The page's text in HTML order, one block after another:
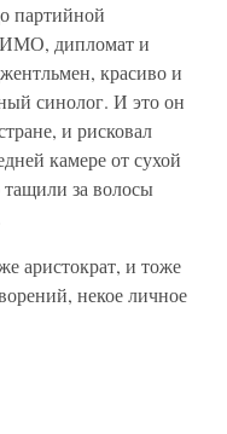
партийной
дипломат и
красиво и
синолог. И это он
и рисковал
камере от сухой
за волосы
аристократ, и тоже
некое личное